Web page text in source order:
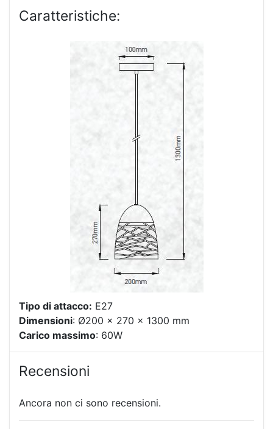
Caratteristiche:
Tipo di attacco: E27
Dimensioni: Ø200 x 270 x 1300 mm
Carico massimo: 60W
Recensioni
Ancora non ci sono recensioni.